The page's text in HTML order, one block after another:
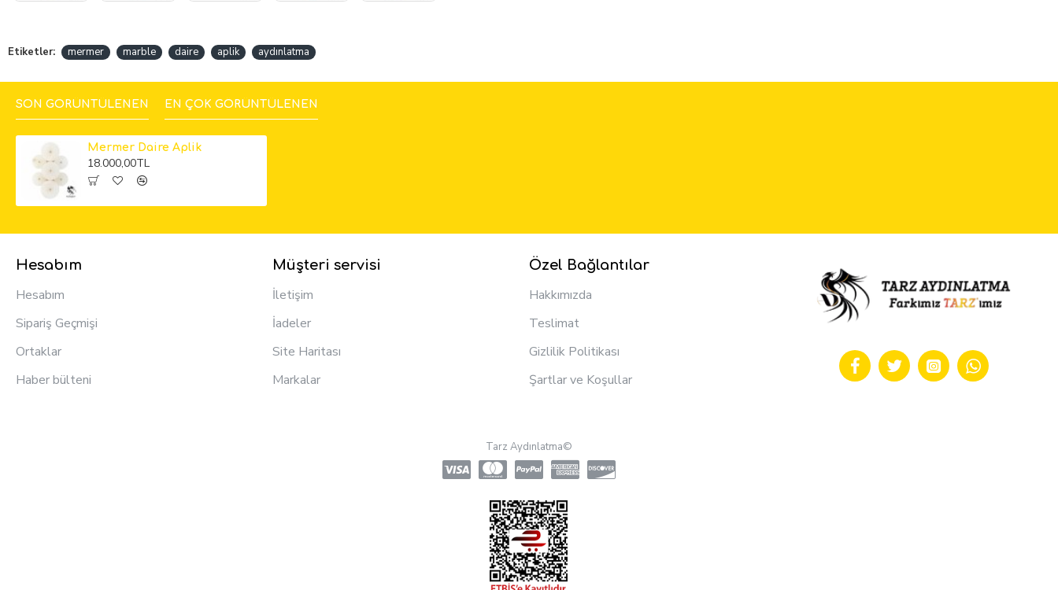
Etiketler: mermer marble daire aplik aydınlatma
SON GÖRÜNTÜLENEN EN ÇOK GÖRÜNTÜLENEN
Mermer Daire Aplik
18.000,00TL
Hesabım
Hesabım
Sipariş Geçmişi
Ortaklar
Haber bülteni
Müşteri servisi
İletişim
İadeler
Site Haritası
Markalar
Özel Bağlantılar
Hakkımızda
Teslimat
Gizlilik Politikası
Şartlar ve Koşullar
Tarz Aydınlatma©